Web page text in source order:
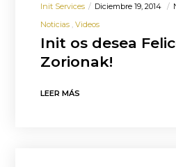
Init Services Diciembre 19, 2014
Noticias
Videos
Init os desea
Zorionak!
LEER MÁS